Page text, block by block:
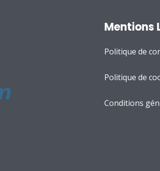
Mentions
Politique de
Politique de
Conditions